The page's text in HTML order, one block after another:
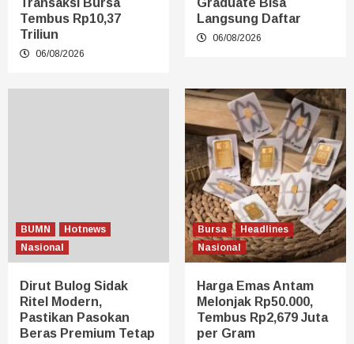
Transaksi Bursa
Tembus Rp10,37
Triliun
06/08/2026
Graduate Bisa
Langsung Daftar
06/08/2026
BUMN
Hotnews
Nasional
Dirut Bulog Sidak
Ritel Modern,
Pastikan Pasokan
Beras Premium Tetap
Bursa
Headlines
Nasional
Harga Emas Antam
Melonjak Rp50.000,
Tembus Rp2,679 Juta
per Gram